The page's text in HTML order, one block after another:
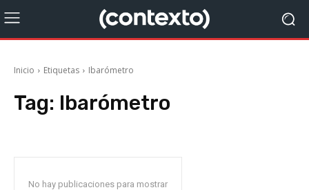
Inicio Etiquetas Ibarómetro
Tag: Ibarómetro
No hay publicaciones para mostrar